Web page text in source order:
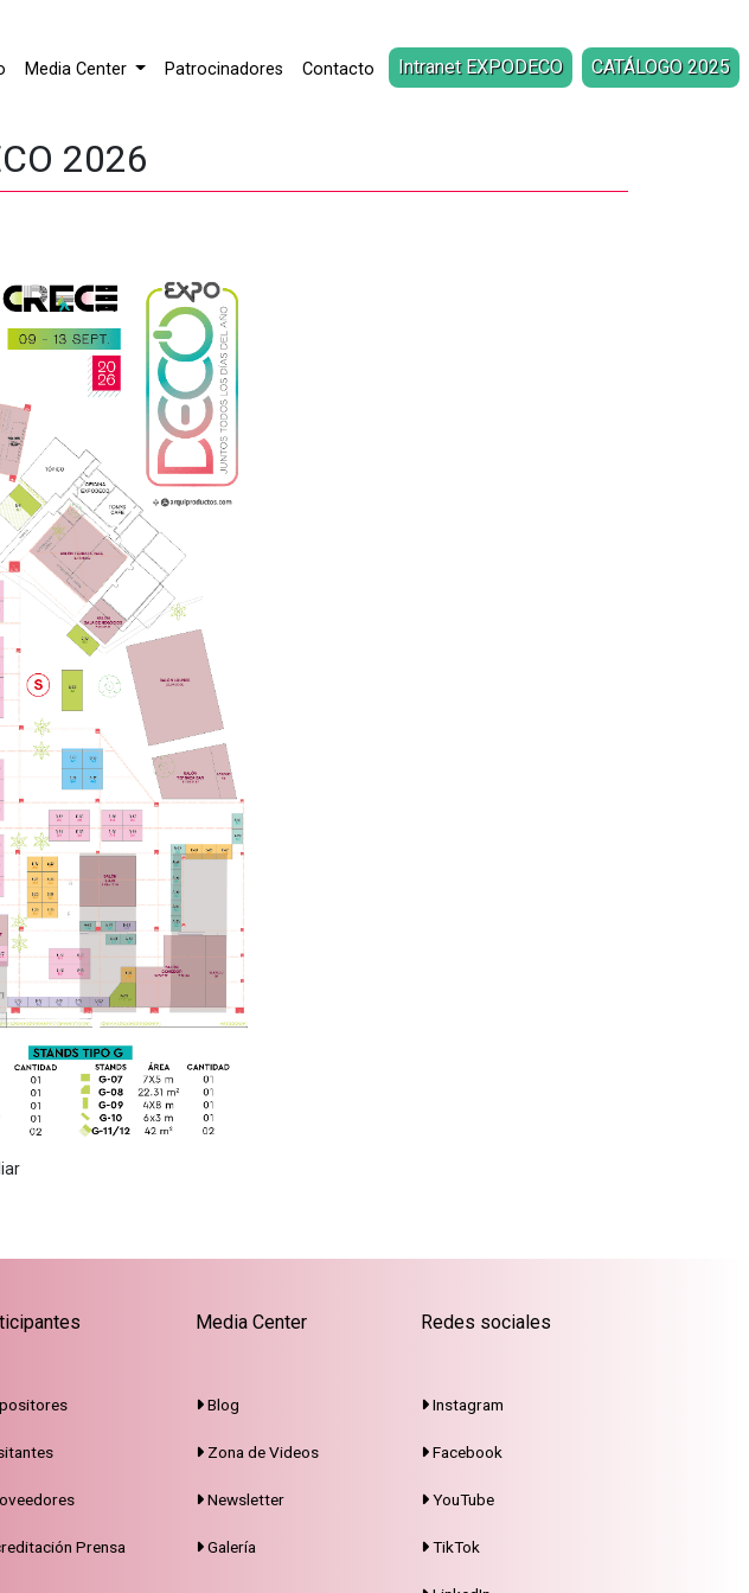
Media Center Patrocinadores Contacto Intranet EXPODECO CATÁLOGO 2025
2026
Prensa
Media Center
Blog
Zona de Videos
Newsletter
Galería
Redes sociales
Instagram
Facebook
YouTube
TikTok